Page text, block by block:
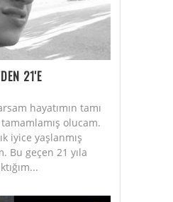
21'E
hayatımın tamı
tamamlamış olucam.
iyice yaşlanmış
Bu geçen 21 yıla